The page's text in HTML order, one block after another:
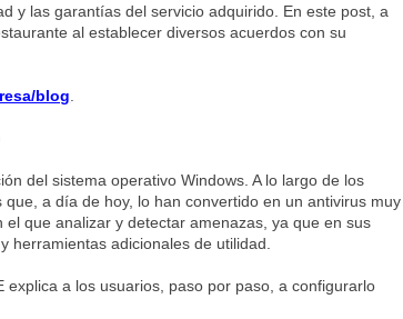
y las garantías del servicio adquirido. En este post, a
al establecer diversos acuerdos con su
blog
del sistema operativo Windows. A lo largo de los
a día de hoy, lo han convertido en un antivirus muy
que analizar y detectar amenazas, ya que en sus
herramientas adicionales de utilidad.
a los usuarios, paso por paso, a configurarlo